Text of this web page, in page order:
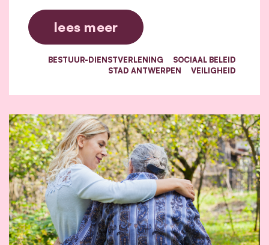
lees meer
BESTUUR-DIENSTVERLENING
SOCIAAL BELEID
STAD ANTWERPEN
VEILIGHEID